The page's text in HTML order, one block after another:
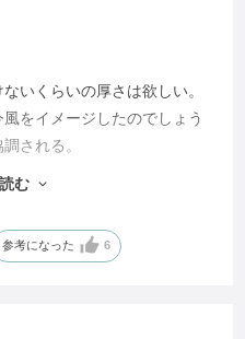
いくらいの厚さは欲しい。
をイメージしたのでしょう
される。
イズが一定しておらず、実
む
参考になった 6